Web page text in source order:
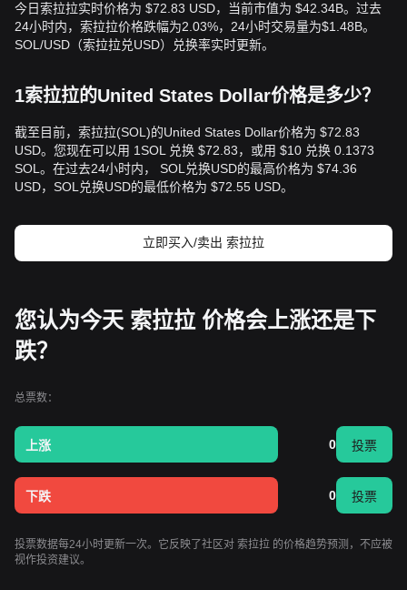
今日索拉拉实时价格为 $72.83 USD，当前市值为 $42.34B。过去
24小时内，索拉拉价格跌幅为2.03%，24小时交易量为$1.48B。
SOL/USD（索拉拉兑USD）兑换率实时更新。
1索拉拉的United States Dollar价格是多少？
截至目前，索拉拉(SOL)的United States Dollar价格为 $72.83
USD。您现在可以用 1SOL 兑换 $72.83，或用 $10 兑换 0.1373
SOL。在过去24小时内， SOL兑换USD的最高价格为 $74.36
USD，SOL兑换USD的最低价格为 $72.55 USD。
立即买入/卖出 索拉拉
您认为今天 索拉拉 价格会上涨还是下
跌？
总票数：
上涨 0 投票
下跌 0 投票
投票数据每24小时更新一次。它反映了社区对 索拉拉 的价格趋势预测，不应被
视作投资建议。